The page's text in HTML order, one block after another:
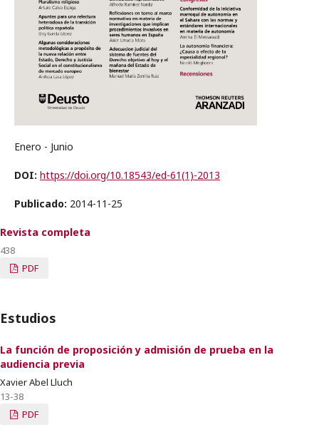
Enero - Junio
DOI: https://doi.org/10.18543/ed-61(1)-2013
Publicado: 2014-11-25
Revista completa
438
PDF
Estudios
La función de proposición y admisión de prueba en la
audiencia previa
Xavier Abel Lluch
13-38
PDF